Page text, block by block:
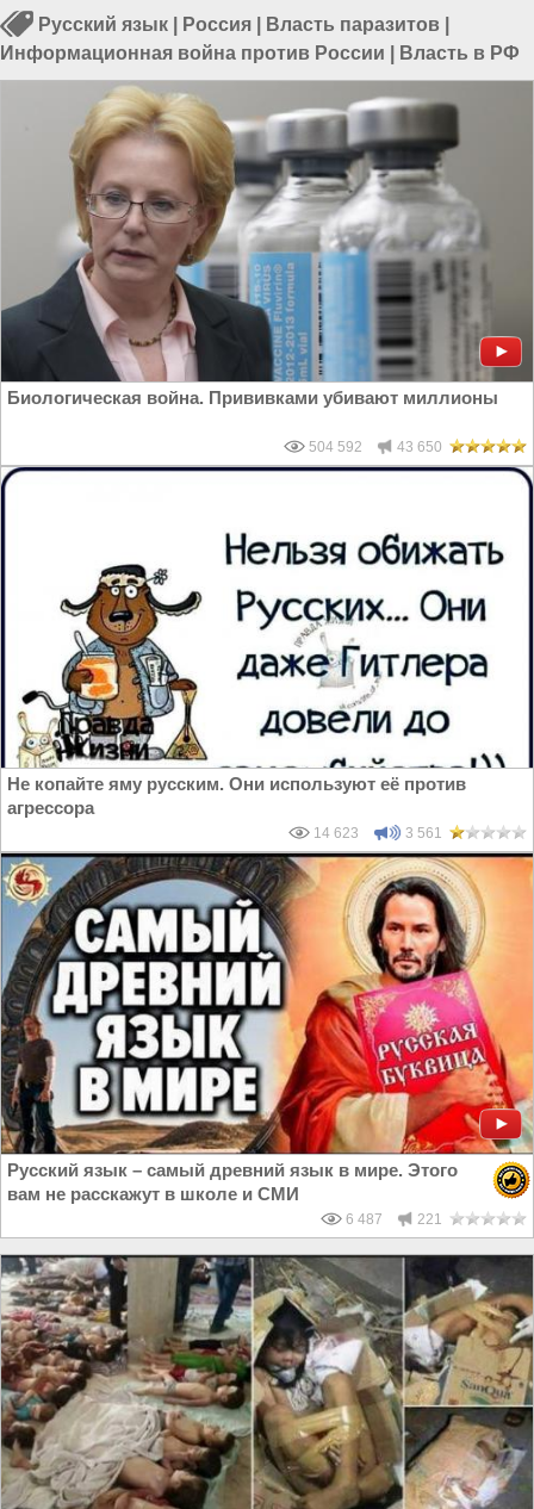
Русский язык Россия Власть паразитов
Информационная война против России
Власть в РФ
Биологическая война. Прививками убивают миллионы
504 592 43 650
Не копайте яму русским. Они используют её против
агрессора
14 623 3 561
Русский язык – самый древний язык в мире. Этого
вам не расскажут в школе и СМИ
6 487 221